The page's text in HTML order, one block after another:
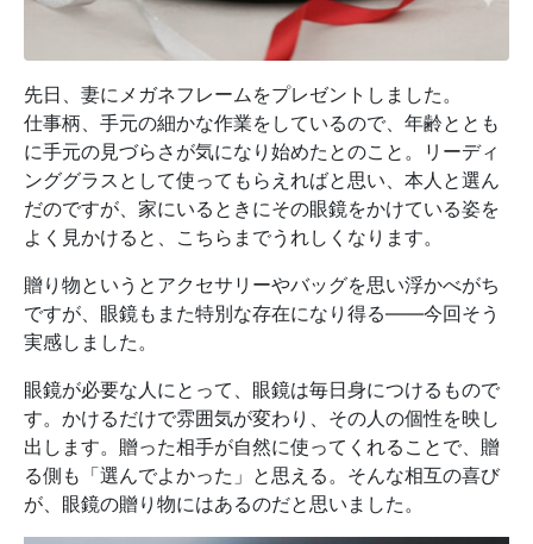
先日、妻にメガネフレームをプレゼントしました。
仕事柄、手元の細かな作業をしているので、年齢ととも
に手元の見づらさが気になり始めたとのこと。リーディ
ンググラスとして使ってもらえればと思い、本人と選ん
だのですが、家にいるときにその眼鏡をかけている姿を
よく見かけると、こちらまでうれしくなります。
贈り物というとアクセサリーやバッグを思い浮かべがち
ですが、眼鏡もまた特別な存在になり得る――今回そう
実感しました。
眼鏡が必要な人にとって、眼鏡は毎日身につけるもので
す。かけるだけで雰囲気が変わり、その人の個性を映し
出します。贈った相手が自然に使ってくれることで、贈
る側も「選んでよかった」と思える。そんな相互の喜び
が、眼鏡の贈り物にはあるのだと思いました。